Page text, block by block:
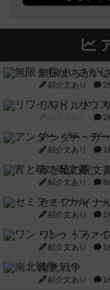
無限まちがい
紹介文あり 2
リワイルド：
2
アンダー・ザ
紹介文あり 1
宵と暁の呪文
紹介文あり 8
セミファイナ
紹介文あり 1
ワン・トゥ・
紹介文あり 1
南北戦争
紹介文あり 1